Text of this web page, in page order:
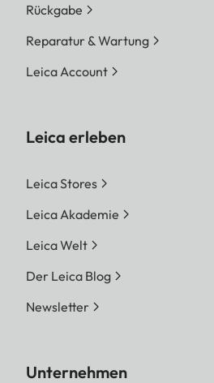
Rückgabe
Reparatur & Wartung
Leica Account
Leica erleben
Leica Stores
Leica Akademie
Leica Welt
Der Leica Blog
Newsletter
Unternehmen